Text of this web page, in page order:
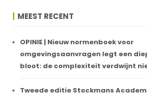
MEEST RECENT
OPINIE | Nieuw normenboek voor
omgevingsaanvragen legt een
bloot: de complexiteit verdwijnt
Tweede editie Stockmans